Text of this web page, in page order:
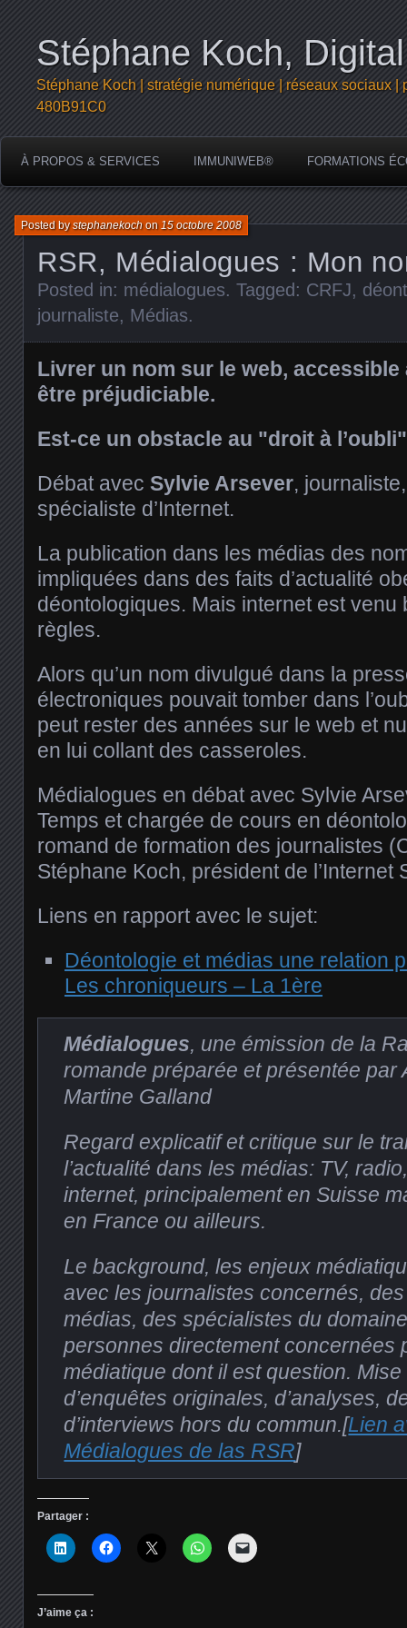
Stéphane Koch,
Stéphane Koch | stratégie numérique | réseaux sociaux
480B91C0
À PROPOS & SERVICES IMMUNIWEB® FORMATIONS
RSR, Médialogues : Mon
Posted bystephanekochon15 octobre 2008
Posted in: médialogues. Tagged: CRFJ,
journaliste, Médias.
Livrer un nom sur le web, accessible
être préjudiciable.
Est-ce un obstacle au "droit à
Débat avec Sylvie Arsever,
spécialiste d’Internet.
La publication dans les médias des
impliquées dans des faits d’actualité
déontologiques. Mais internet est venu
règles.
Alors qu’un nom divulgué dans la
électroniques pouvait tomber dans
peut rester des années sur le web et
en lui collant des casseroles.
Médialogues en débat avec Sylvie
Temps et chargée de cours en
romand de formation des journalistes
Stéphane Koch, président de l’Internet
Liens en rapport avec le sujet:
Déontologie et médias une relation
Les chroniqueurs – La 1ère
Médialogues, une émission de la
romande préparée et présentée par
Martine Galland
Regard explicatif et critique sur le
l’actualité dans les médias: TV,
internet, principalement en Suisse
en France ou ailleurs.
Le background, les enjeux
avec les journalistes concernés,
médias, des spécialistes du
personnes directement concernées
médiatique dont il est question.
d’enquêtes originales, d’analyses,
d’interviews hors du commun.[Lien
Médialogues de las RSR]
Partager :
J’aime ça :